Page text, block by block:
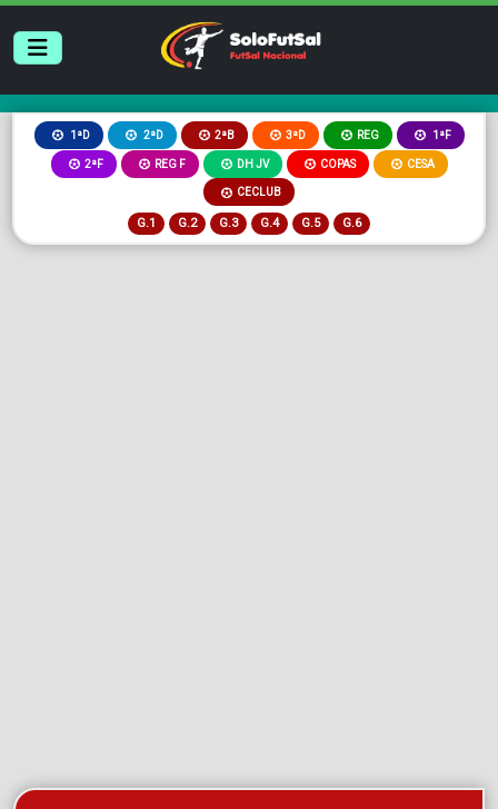
1ªD 2ªD 2ªB 3ªD REG 1ªF
2ªF REG F DH JV COPAS CESA
CECLUB
G.1 G.2 G.3 G.4 G.5 G.6